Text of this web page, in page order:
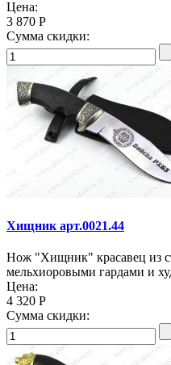
Цена:
3 870 Р
Сумма скидки:
Хищник арт.0021.44
Нож "Хищник" красавец из
мельхиоровыми гардами и
Цена:
4 320 Р
Сумма скидки: